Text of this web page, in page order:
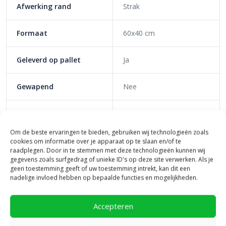
Om de beste ervaringen te bieden, gebruiken wij technologieën zoals
cookies om informatie over je apparaat op te slaan en/of te
raadplegen. Door in te stemmen met deze technologieën kunnen wij
gegevens zoals surfgedrag of unieke ID's op deze site verwerken. Als je
geen toestemming geeft of uw toestemming intrekt, kan dit een
nadelige invloed hebben op bepaalde functies en mogelijkheden.
Accepteren
Antraciet
Carbon
Taupe
Roodbruin
Creme
Populaire formaten
Zo kan elke tuin van een Oud Hollandse uitstraling worden
combineren. Je hebt keuze uit vele formaten, van 20×20 cm tot
wel 240×120 cm. De populairste maten hebben wij hieronder op
een rijtje gezet:
50×50 cm
Afwerking rand Strak
Formaat 60x40 cm
Geleverd op pallet Ja
Gewapend Nee
Ontdek op soort Effen
Pakinhoud 40 stuks
Toepassingsgebied Tuin
Vorm Langwerpig